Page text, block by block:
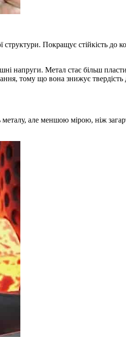
Покращує стійкість до
напруги. Метал стає більш
тому що вона знижує
металу, але меншою мірою, ніж